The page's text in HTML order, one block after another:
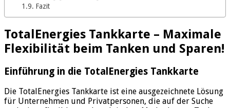
Fazit
TotalEnergies Tankkarte – Maximale
Flexibilität beim Tanken und Sparen!
Einführung in die TotalEnergies Tankkarte
Die TotalEnergies Tankkarte ist eine ausgezeichnete Lösung
für Unternehmen und Privatpersonen, die auf der Suche